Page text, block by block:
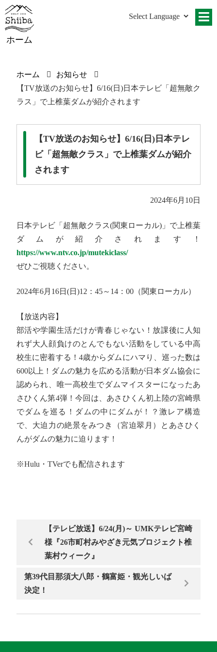
ホーム
ホーム
お知らせ
【TV放送のお知らせ】6/16(日)日本テレビ「超無敵ク
ラス」で上椎葉ダムが紹介されます
【TV放送のお知らせ】6/16(日)日本テレ
ビ「超無敵クラス」で上椎葉ダムが紹介
されます
2024年6月10日
日本テレビ「超無敵クラス(関東ローカル)」で上椎葉
ダムが紹介されます！
https://www.ntv.co.jp/mutekiclass/
ぜひご視聴ください。
2024年6月16日(日)12：45～14：00（関東ローカル）
【放送内容】
部活や学園生活だけが青春じゃない！放課後に人知
れず大人顔負けのとんでもない活動をしている中高
校生に密着する！4歳からダムにハマり、巡った数は
600以上！ダムの魅力を広める活動が日本ダム協会に
認められ、唯一高校生でダムマイスターになったあ
さひくん第4弾！今回は、あさひくん初上陸の宮崎県
でダムを巡る！ダムの中にダムが！？激レア構造
で、大迫力の絶景をみつき（宮迫翠月）とあさひく
んがダムの魅力に迫ります！
※Hulu・TVerでも配信されます
【テレビ放送】6/24(月)～ UMKテレビ宮崎
様『26市町村みやざき元気プロジェクト椎
葉村ウィーク』
第39代目那須大八郎・鶴富姫・観光しいば
決定！